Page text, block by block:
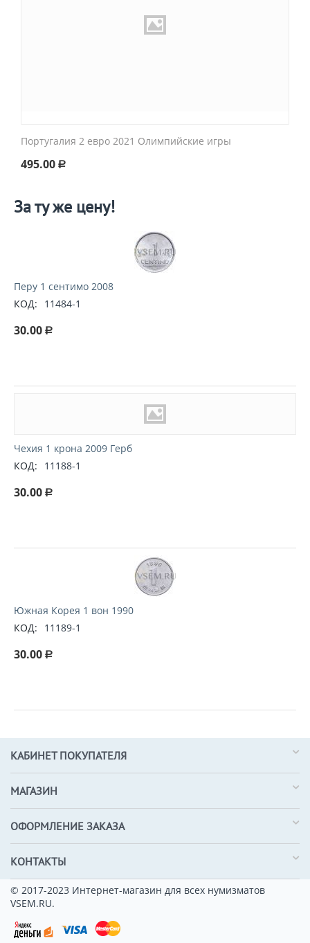
Португалия 2 евро 2021 Олимпийские игры
495.00 Р
За ту же цену!
Перу 1 сентимо 2008
КОД:
11484-1
30.00 Р
Чехия 1 крона 2009 Герб
КОД:
11188-1
30.00 Р
Южная Корея 1 вон 1990
КОД:
11189-1
30.00 Р
КАБИНЕТ ПОКУПАТЕЛЯ
МАГАЗИН
ОФОРМЛЕНИЕ ЗАКАЗА
КОНТАКТЫ
© 2017-2023 Интернет-магазин для всех нумизматов
VSEM.RU.